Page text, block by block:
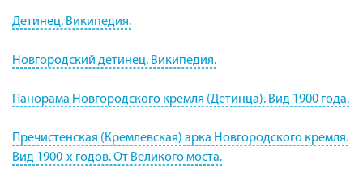
Детинец. Википедия.
Новгородский детинец. Википедия.
Панорама Новгородского кремля (Детинца). Вид 1900 года.
Пречистенская (Кремлевская) арка Новгородского кремля.
Вид 1900-х годов. От Великого моста.